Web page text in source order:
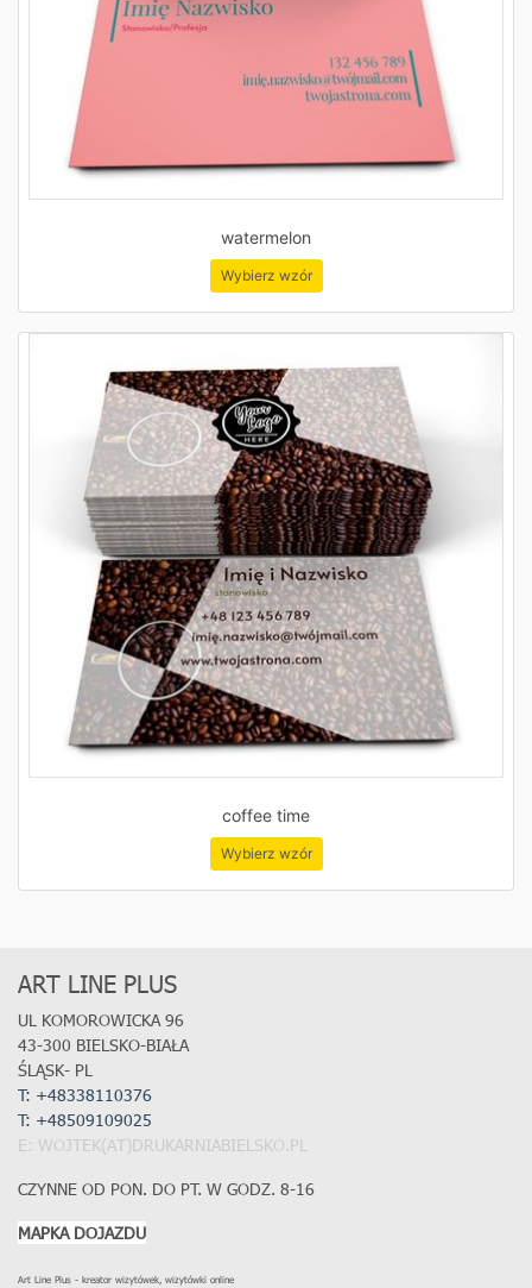
watermelon
Wybierz wzór
coffee time
Wybierz wzór
ART LINE PLUS
UL KOMOROWICKA 96
43-300 BIELSKO-BIAŁA
ŚLĄSK- PL
T: +48338110376
T: +48509109025
E: WOJTEK(AT)DRUKARNIABIELSKO.PL
CZYNNE OD PON. DO PT. W GODZ. 8-16
MAPKA DOJAZDU
Art Line Plus - kreator wizytówek, wizytówki online